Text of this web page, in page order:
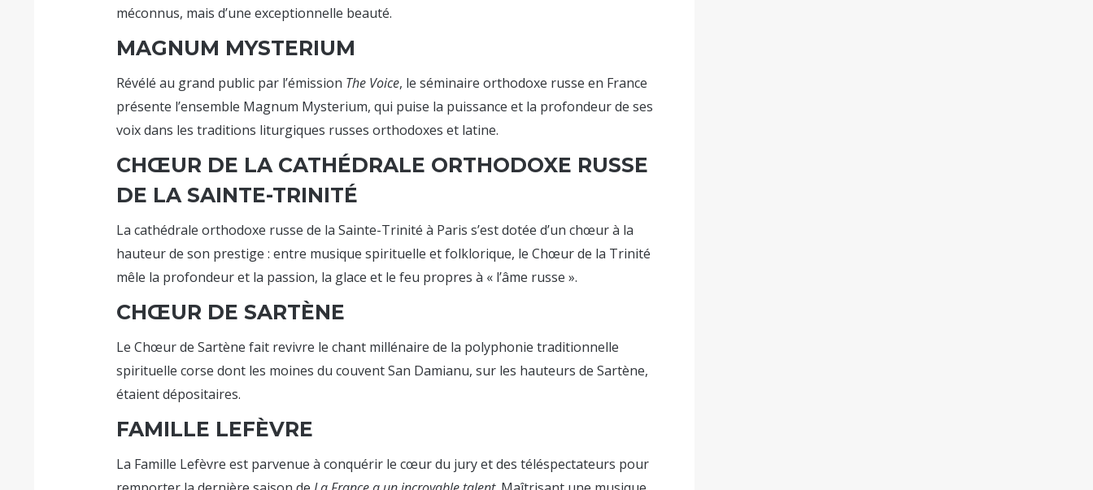
méconnus, mais d’une exceptionnelle beauté.
MAGNUM MYSTERIUM
Révélé au grand public par l’émission The Voice, le séminaire orthodoxe russe en France
présente l’ensemble Magnum Mysterium, qui puise la puissance et la profondeur de ses
voix dans les traditions liturgiques russes orthodoxes et latine.
CHŒUR DE LA CATHÉDRALE ORTHODOXE RUSSE
DE LA SAINTE-TRINITÉ
La cathédrale orthodoxe russe de la Sainte-Trinité à Paris s’est dotée d’un chœur à la
hauteur de son prestige : entre musique spirituelle et folklorique, le Chœur de la Trinité
mêle la profondeur et la passion, la glace et le feu propres à « l’âme russe ».
CHŒUR DE SARTÈNE
Le Chœur de Sartène fait revivre le chant millénaire de la polyphonie traditionnelle
spirituelle corse dont les moines du couvent San Damianu, sur les hauteurs de Sartène,
étaient dépositaires.
FAMILLE LEFÈVRE
La Famille Lefèvre est parvenue à conquérir le cœur du jury et des téléspectateurs pour